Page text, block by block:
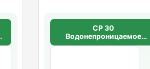
CP 30
Водонепроницаемое
покрытие